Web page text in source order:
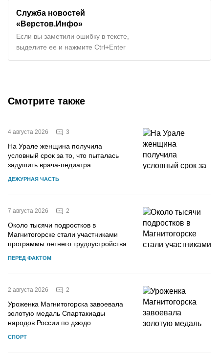
Служба новостей
«Верстов.Инфо»
Если вы заметили ошибку в тексте,
выделите ее и нажмите Ctrl+Enter
Смотрите также
4 августа 2026 3
На Урале женщина получила
условный срок за то, что пыталась
задушить врача-педиатра
ДЕЖУРНАЯ ЧАСТЬ
7 августа 2026 2
Около тысячи подростков в
Магнитогорске стали участниками
программы летнего трудоустройства
ПЕРЕД ФАКТОМ
2 августа 2026 2
Уроженка Магнитогорска завоевала
золотую медаль Спартакиады
народов России по дзюдо
СПОРТ